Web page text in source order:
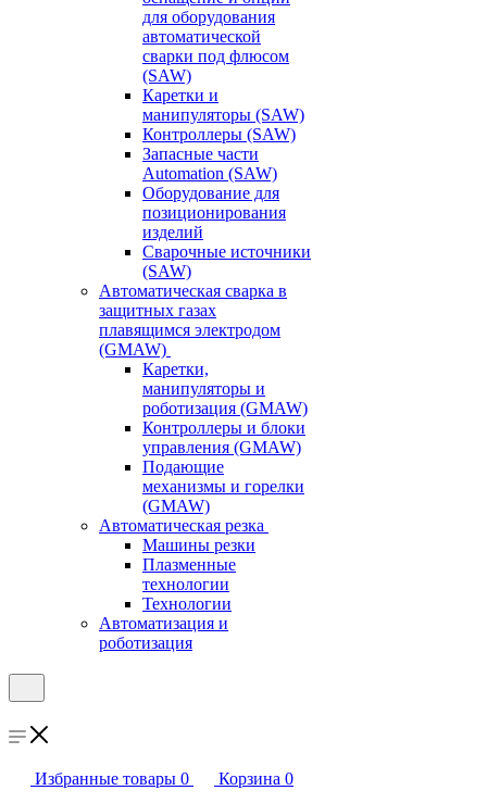
для оборудования
автоматической
сварки под флюсом
(SAW)
Каретки и
манипуляторы (SAW)
Контроллеры (SAW)
Запасные части
Automation (SAW)
Оборудование для
позиционирования
изделий
Сварочные источники
(SAW)
Автоматическая сварка в
защитных газах
плавящимся электродом
(GMAW)
Каретки,
манипуляторы и
роботизация (GMAW)
Контроллеры и блоки
управления (GMAW)
Подающие
механизмы и горелки
(GMAW)
Автоматическая резка
Машины резки
Плазменные
технологии
Технологии
Автоматизация и
роботизация
Избранные товары 0 Корзина 0